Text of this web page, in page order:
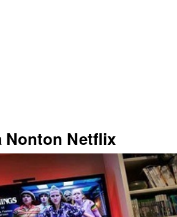
Nonton Netflix